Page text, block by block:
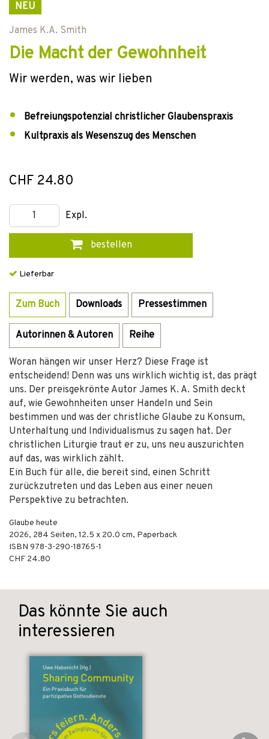
NEU
James K.A. Smith
Die Macht der Gewohnheit
Wir werden, was wir lieben
Befreiungspotenzial christlicher Glaubenspraxis
Kultpraxis als Wesenszug des Menschen
CHF 24.80
Expl.
bestellen
Lieferbar
Zum Buch Downloads Pressestimmen
Autorinnen & Autoren Reihe
Woran hängen wir unser Herz? Diese Frage ist
entscheidend! Denn was uns wirklich wichtig ist, das prägt
uns. Der preisgekrönte Autor James K. A. Smith deckt
auf, wie Gewohnheiten unser Handeln und Sein
bestimmen und was der christliche Glaube zu Konsum,
Unterhaltung und Individualismus zu sagen hat. Der
christlichen Liturgie traut er zu, uns neu auszurichten
auf das, was wirklich zählt.
Ein Buch für alle, die bereit sind, einen Schritt
zurückzutreten und das Leben aus einer neuen
Perspektive zu betrachten.
Glaube heute
2026, 284 Seiten, 12.5 x 20.0 cm, Paperback
ISBN 978-3-290-18765-1
CHF 24.80
Das könnte Sie auch
interessieren